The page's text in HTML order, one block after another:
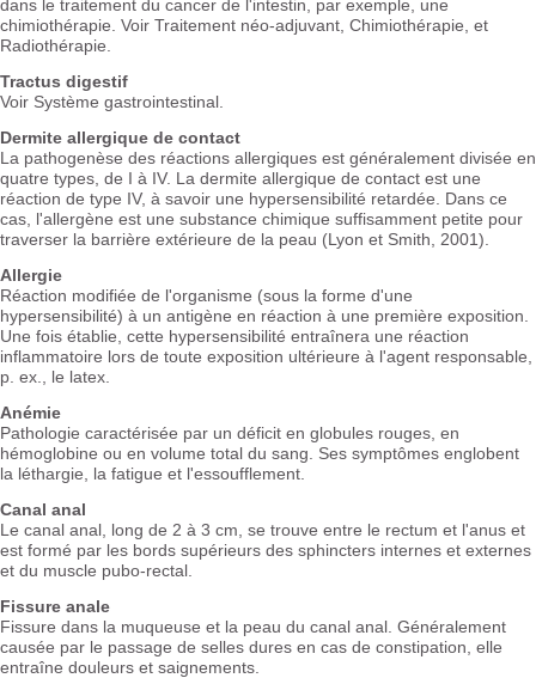
dans le traitement du cancer de l'intestin, par exemple, une
chimiothérapie. Voir Traitement néo-adjuvant, Chimiothérapie, et
Radiothérapie.
Tractus digestif
Voir Système gastrointestinal.
Dermite allergique de contact
La pathogenèse des réactions allergiques est généralement divisée en
quatre types, de I à IV. La dermite allergique de contact est une
réaction de type IV, à savoir une hypersensibilité retardée. Dans ce
cas, l'allergène est une substance chimique suffisamment petite pour
traverser la barrière extérieure de la peau (Lyon et Smith, 2001).
Allergie
Réaction modifiée de l'organisme (sous la forme d'une
hypersensibilité) à un antigène en réaction à une première exposition.
Une fois établie, cette hypersensibilité entraînera une réaction
inflammatoire lors de toute exposition ultérieure à l'agent responsable,
p. ex., le latex.
Anémie
Pathologie caractérisée par un déficit en globules rouges, en
hémoglobine ou en volume total du sang. Ses symptômes englobent
la léthargie, la fatigue et l'essoufflement.
Canal anal
Le canal anal, long de 2 à 3 cm, se trouve entre le rectum et l'anus et
est formé par les bords supérieurs des sphincters internes et externes
et du muscle pubo-rectal.
Fissure anale
Fissure dans la muqueuse et la peau du canal anal. Généralement
causée par le passage de selles dures en cas de constipation, elle
entraîne douleurs et saignements.